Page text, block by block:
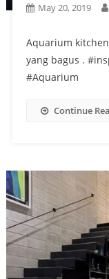
May 20, 2019
Aquarium
yang bagus .
#Aquarium
Continue